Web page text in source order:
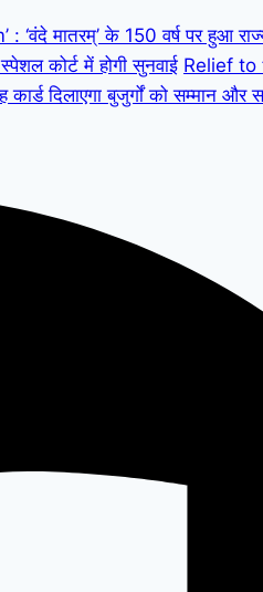
मातरम्’ के 150 वर्ष पर हुआ
कोर्ट में होगी सुनवाई Relief to
दिलाएगा बुजुर्गों को सम्मान और